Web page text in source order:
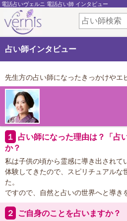
電話占いヴェルニ 電話占い師 インタビュー
占い師インタビュー
先生方の占い師になったきっかけやエ
１ 占い師になった理由は？「占
か？
私は子供の頃から霊感に導き出されて
体験してきたので、スピリチュアルな
た。
ですので、自然と占いの世界へと導き
２ ご自身のことを占いますか？